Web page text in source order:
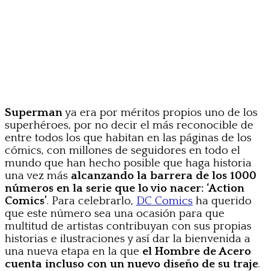
Supermanya era por méritos propios uno de los
superhéroes, por no decir el más reconocible de
entre todos los que habitan en las páginas de los
cómics, con millones de seguidores en todo el
mundo que han hecho posible que haga historia
una vez más alcanzando la barrera de los 1000
números en la serie que lo vio nacer: ‘Action
Comics’. Para celebrarlo, DC Comics ha querido
que este número sea una ocasión para que
multitud de artistas contribuyan con sus propias
historias e ilustraciones y así dar la bienvenida a
una nueva etapa en la que el Hombre de Acero
cuenta incluso con un nuevo diseño de su traje.